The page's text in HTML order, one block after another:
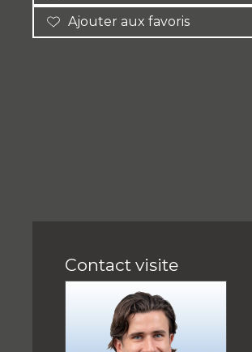
Ajouter aux favoris
Contact visite